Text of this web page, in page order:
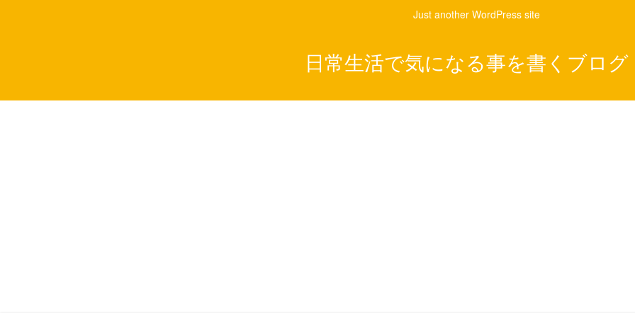
Just another WordPress site
日常生活で気になる事を書くブログ